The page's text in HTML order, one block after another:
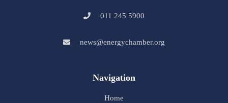
011 245 5900
news@energychamber.org
Navigation
Home